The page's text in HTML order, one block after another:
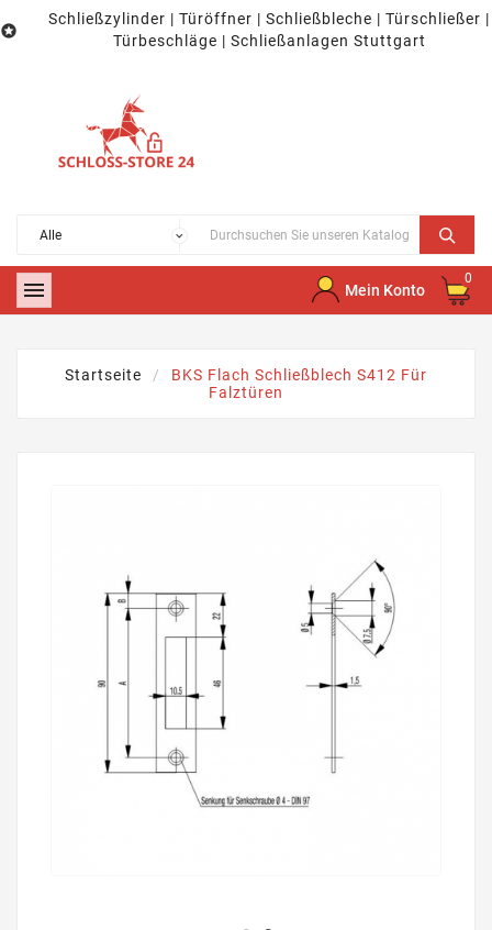

Schließzylinder | Türöffner | Schließbleche | Türschließer |
Türbeschläge | Schließanlagen Stuttgart
 Mein Konto
0
Startseite
BKS Flach Schließblech S412 Für
Falztüren